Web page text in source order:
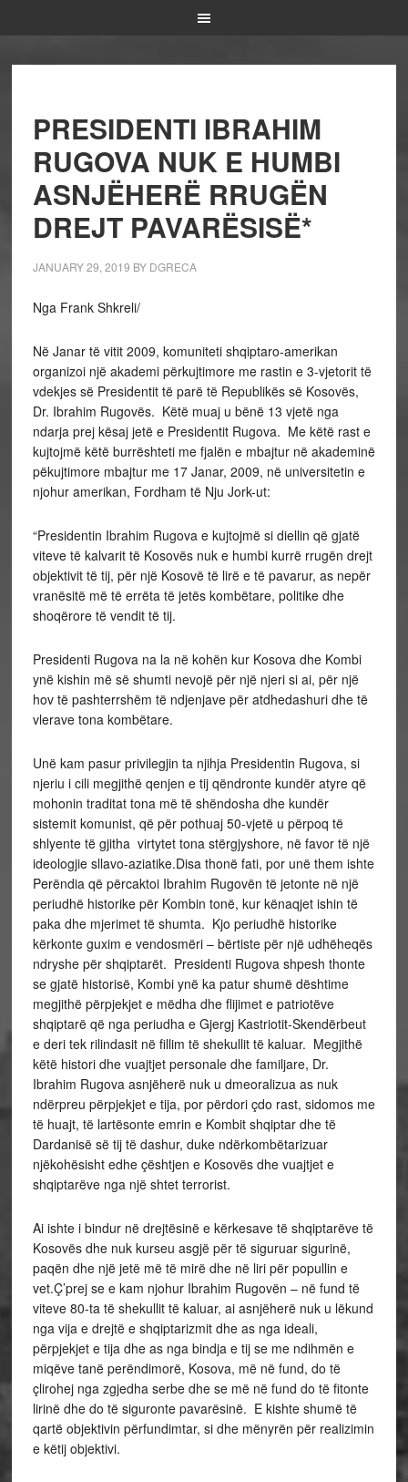
PRESIDENTI IBRAHIM
RUGOVA NUK E HUMBI
ASNJËHERË RRUGËN
DREJT PAVARËSISË*
JANUARY 29, 2019 BY DGRECA
Nga Frank Shkreli/
Në Janar të vitit 2009, komuniteti shqiptaro-amerikan
organizoi një akademi përkujtimore me rastin e 3-vjetorit të
vdekjes së Presidentit të parë të Republikës së Kosovës,
Dr. Ibrahim Rugovës. Këtë muaj u bënë 13 vjetë nga
ndarja prej kësaj jetë e Presidentit Rugova. Me këtë rast e
kujtojmë këtë burrështeti me fjalën e mbajtur në akademinë
pëkujtimore mbajtur me 17 Janar, 2009, në universitetin e
njohur amerikan, Fordham të Nju Jork-ut:
“Presidentin Ibrahim Rugova e kujtojmë si diellin që gjatë
viteve të kalvarit të Kosovës nuk e humbi kurrë rrugën drejt
objektivit të tij, për një Kosovë të lirë e të pavarur, as nepër
vranësitë më të errëta të jetës kombëtare, politike dhe
shoqërore të vendit të tij.
Presidenti Rugova na la në kohën kur Kosova dhe Kombi
ynë kishin më së shumti nevojë për një njeri si ai, për një
hov të pashterrshëm të ndjenjave për atdhedashuri dhe të
vlerave tona kombëtare.
Unë kam pasur privilegjin ta njihja Presidentin Rugova, si
njeriu i cili megjithë qenjen e tij qëndronte kundër atyre që
mohonin traditat tona më të shëndosha dhe kundër
sistemit komunist, që për pothuaj 50-vjetë u përpoq të
shlyente të gjitha virtytet tona stërgjyshore, në favor të një
ideologjie sllavo-aziatike.Disa thonë fati, por unë them ishte
Perëndia që përcaktoi Ibrahim Rugovën të jetonte në një
periudhë historike për Kombin tonë, kur kënaqjet ishin të
paka dhe mjerimet të shumta. Kjo periudhë historike
kërkonte guxim e vendosmëri – bërtiste për një udhëheqës
ndryshe për shqiptarët. Presidenti Rugova shpesh thonte
se gjatë historisë, Kombi ynë ka patur shumë dështime
megjithë përpjekjet e mëdha dhe flijimet e patriotëve
shqiptarë që nga periudha e Gjergj Kastriotit-Skendërbeut
e deri tek rilindasit në fillim të shekullit të kaluar. Megjithë
këtë histori dhe vuajtjet personale dhe familjare, Dr.
Ibrahim Rugova asnjëherë nuk u dmeoralizua as nuk
ndërpreu përpjekjet e tija, por përdori çdo rast, sidomos me
të huajt, të lartësonte emrin e Kombit shqiptar dhe të
Dardanisë së tij të dashur, duke ndërkombëtarizuar
njëkohësisht edhe çështjen e Kosovës dhe vuajtjet e
shqiptarëve nga një shtet terrorist.
Ai ishte i bindur në drejtësinë e kërkesave të shqiptarëve të
Kosovës dhe nuk kurseu asgjë për të siguruar sigurinë,
paqën dhe një jetë më të mirë dhe në liri për popullin e
vet.Ç’prej se e kam njohur Ibrahim Rugovën – në fund të
viteve 80-ta të shekullit të kaluar, ai asnjëherë nuk u lëkund
nga vija e drejtë e shqiptarizmit dhe as nga ideali,
përpjekjet e tija dhe as nga bindja e tij se me ndihmën e
miqëve tanë perëndimorë, Kosova, më në fund, do të
çlirohej nga zgjedha serbe dhe se më në fund do të fitonte
lirinë dhe do të siguronte pavarësinë. E kishte shumë të
qartë objektivin përfundimtar, si dhe mënyrën për realizimin
e këtij objektivi.